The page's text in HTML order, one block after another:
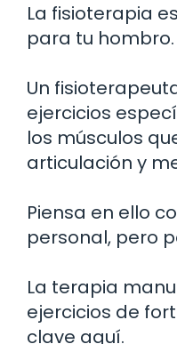
La fisioterapia
para tu hombro.
Un
ejercicios
los músculos
articulación y
Piensa en ello
personal, pero
La terapia
ejercicios de
clave aquí.